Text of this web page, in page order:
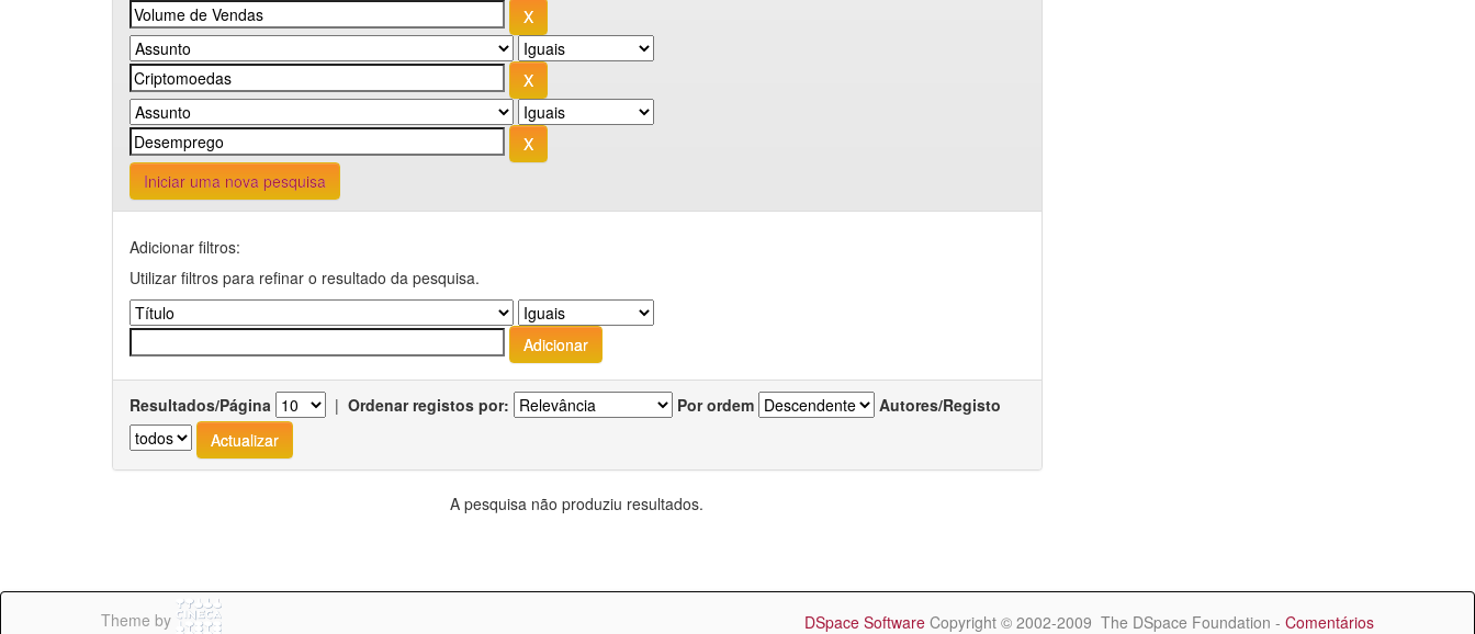
Iniciar uma nova pesquisa
Adicionar filtros:
Utilizar filtros para refinar o resultado da pesquisa.
Resultados/Página | Ordenar registos por: Por ordem Autores/Registo
A pesquisa não produziu resultados.
Theme by DSpace Software Copyright © 2002-2009 The DSpace Foundation - Comentários